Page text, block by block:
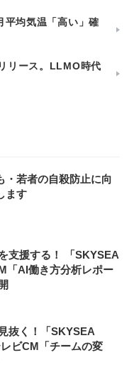
均気温「高い」確
リース。LLMO時代
・若者の自殺防止に向
ます
支援する！ 「SKYSEA
「AI働き方分析レポー
抜く！「SKYSEA
ビCM「チームの変